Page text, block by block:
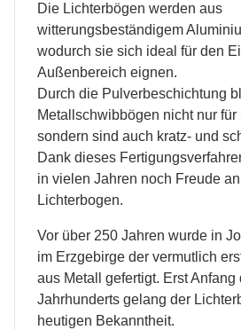
Die Lichterbögen werden aus
witterungsbeständigem
wodurch sie sich ideal für den
Außenbereich eignen.
Durch die Pulverbeschichtung
Metallschwibbögen nicht nur für
sondern sind auch kratz- und
Dank dieses
in vielen Jahren noch Freude
Lichterbogen.
Vor über 250 Jahren wurde in
im Erzgebirge der vermutlich
aus Metall gefertigt. Erst Anfang
Jahrhunderts gelang der
heutigen Bekanntheit.